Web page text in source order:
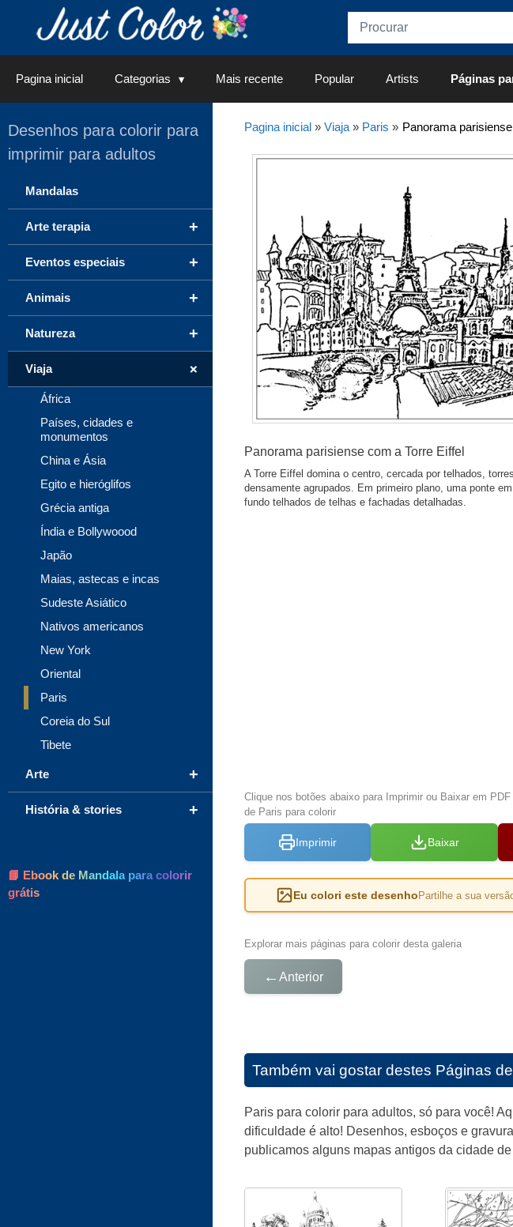
Pagina inicial Categorias Mais recente Popular Artists Páginas
Pagina inicial» Viaja» Paris » Panorama
Panorama parisiense com a Torre Eiffel
A Torre Eiffel domina o centro, cercada por telhados,
densamente agrupados. Em primeiro plano, uma ponte
fundo telhados de telhas e fachadas detalhadas.
Clique nos botões abaixo para Imprimir ou Baixar em
de Paris para colorir
Imprimir Baixar
Eu colori este desenho Partilhe a sua
Explorar mais páginas para colorir desta galeria
← Anterior
Também vai gostar destes Páginas
Paris para colorir para adultos, só para você!
dificuldade é alto! Desenhos, esboços e
publicamos alguns mapas antigos da cidade
Desenhos para colorir para
imprimir para adultos
Mandalas
+
Arte terapia
+
Eventos especiais
+
Animais
+
Natureza
+
Viaja
África
Países, cidades e
monumentos
China e Ásia
Egito e hieróglifos
Grécia antiga
Índia e Bollywoood
Japão
Maias, astecas e incas
Sudeste Asiático
Nativos americanos
New York
Oriental
Paris
Coreia do Sul
Tibete
+
Arte
+
História & stories
📘 Ebook de Mandala para colorir
grátis